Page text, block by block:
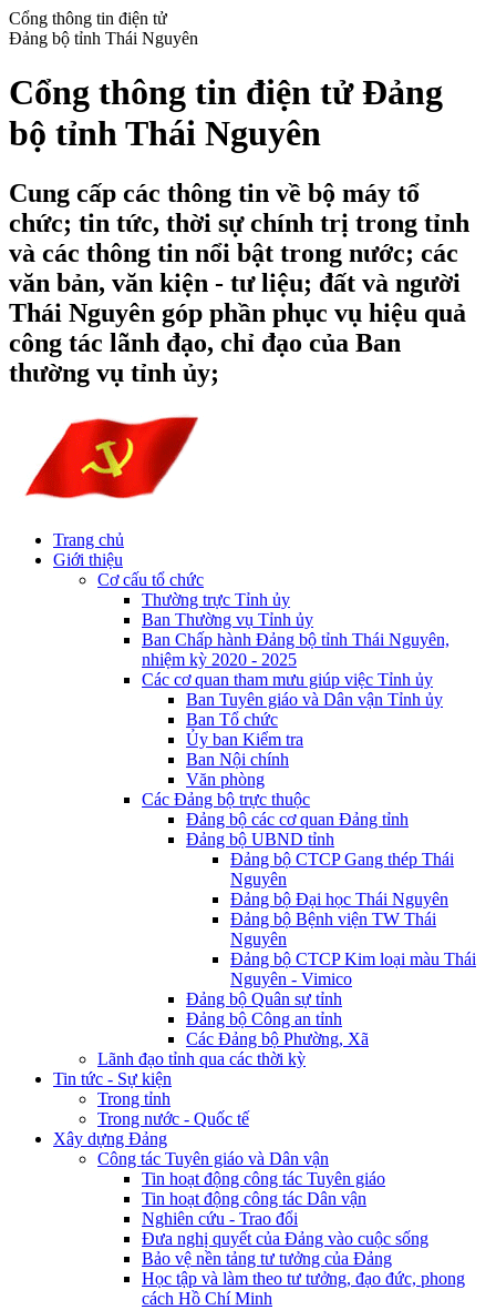
Cổng thông tin điện tử
Đảng bộ tỉnh Thái Nguyên
Cổng thông tin điện tử Đảng
bộ tỉnh Thái Nguyên
Cung cấp các thông tin về bộ máy tổ
chức; tin tức, thời sự chính trị trong tỉnh
và các thông tin nổi bật trong nước; các
văn bản, văn kiện - tư liệu; đất và người
Thái Nguyên góp phần phục vụ hiệu quả
công tác lãnh đạo, chỉ đạo của Ban
thường vụ tỉnh ủy;
Trang chủ
Giới thiệu
Cơ cấu tổ chức
Thường trực Tỉnh ủy
Ban Thường vụ Tỉnh ủy
Ban Chấp hành Đảng bộ tỉnh Thái Nguyên,
nhiệm kỳ 2020 - 2025
Các cơ quan tham mưu giúp việc Tỉnh ủy
Ban Tuyên giáo và Dân vận Tỉnh ủy
Ban Tổ chức
Ủy ban Kiểm tra
Ban Nội chính
Văn phòng
Các Đảng bộ trực thuộc
Đảng bộ các cơ quan Đảng tỉnh
Đảng bộ UBND tỉnh
Đảng bộ CTCP Gang thép Thái
Nguyên
Đảng bộ Đại học Thái Nguyên
Đảng bộ Bệnh viện TW Thái
Nguyên
Đảng bộ CTCP Kim loại màu Thái
Nguyên - Vimico
Đảng bộ Quân sự tỉnh
Đảng bộ Công an tỉnh
Các Đảng bộ Phường, Xã
Lãnh đạo tỉnh qua các thời kỳ
Tin tức - Sự kiện
Trong tỉnh
Trong nước - Quốc tế
Xây dựng Đảng
Công tác Tuyên giáo và Dân vận
Tin hoạt động công tác Tuyên giáo
Tin hoạt động công tác Dân vận
Nghiên cứu - Trao đổi
Đưa nghị quyết của Đảng vào cuộc sống
Bảo vệ nền tảng tư tưởng của Đảng
Học tập và làm theo tư tưởng, đạo đức, phong
cách Hồ Chí Minh